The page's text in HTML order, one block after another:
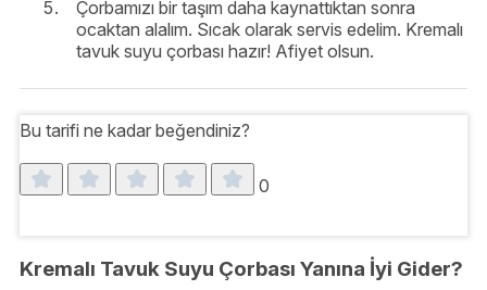
Çorbamızı bir taşım daha kaynattıktan sonra
ocaktan alalım. Sıcak olarak servis edelim. Kremalı
tavuk suyu çorbası hazır! Afiyet olsun.
Bu tarifi ne kadar beğendiniz?
0
Kremalı Tavuk Suyu Çorbası Yanına İyi Gider?